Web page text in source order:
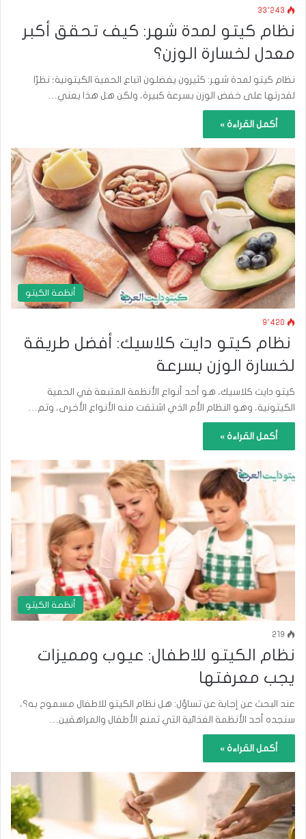
33٬243
نظام كيتو لمدة شهر: كيف تحقق أكبر
معدل لخسارة الوزن؟
نظام كيتو لمدة شهر: كثيرون يفضلون اتباع الحمية الكيتونية؛ نظرًا
لقدرتها على خفض الوزن بسرعة كبيرة، ولكن هل هذا يعني…
أكمل القراءة »
أنظمة الكيتو
9٬420
نظام كيتو دايت كلاسيك: أفضل طريقة
لخسارة الوزن بسرعة
كيتو دايت كلاسيك، هو أحد أنواع الأنظمة المتبعة في الحمية
الكيتونية، وهو النظام الأم الذي اشتقت منه الأنواع الأخرى، وتم…
أكمل القراءة »
أنظمة الكيتو
219
نظام الكيتو للاطفال: عيوب ومميزات
يجب معرفتها
عند البحث عن إجابة عن تساؤل: هل نظام الكيتو للاطفال مسموح به؟،
سنجده أحد الأنظمة الغذائية التي تمنع الأطفال والمراهقين…
أكمل القراءة »